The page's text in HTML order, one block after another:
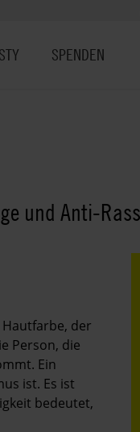
SPENDEN
und Anti-
der
Person, die
Ein
ist. Es ist
bedeutet,